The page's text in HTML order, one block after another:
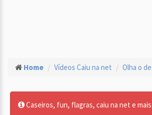
Home Vídeos Caiu na net Olha o
Caseiros, fun, flagras, caiu na net e mais.